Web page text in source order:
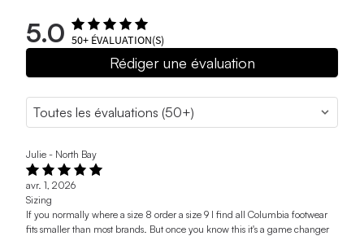
5.0 50+ ÉVALUATION(S)
Rédiger une évaluation
Julie - North Bay
avr. 1, 2026
Sizing
If you normally where a size 8 order a size 9 I find all Columbia footwear
fits smaller than most brands. But once you know this it's a game changer